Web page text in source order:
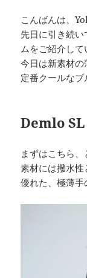
こんばんは、
先日に引き続い
ムをご紹介して
今日は新素材
定番クールなブ
Demlo
まずはこちら、
素材には撥水
優れた、極薄手